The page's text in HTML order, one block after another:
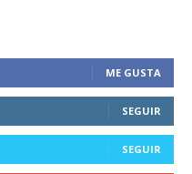
ME GUSTA
SEGUIR
SEGUIR